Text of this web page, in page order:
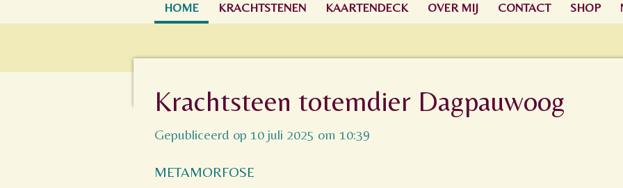
HOME KRACHTSTENEN KAARTENDECK OVER MIJ CONTACT SHOP
Krachtsteen totemdier Dagpauwoog
Gepubliceerd op 10 juli 2025 om 10:39
METAMORFOSE